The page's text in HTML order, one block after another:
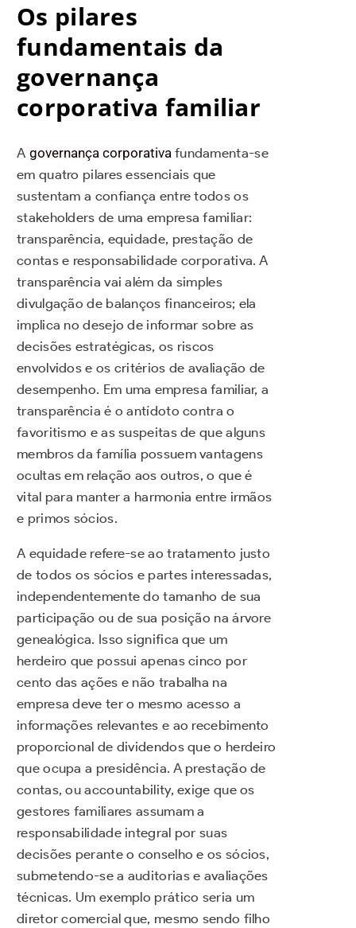
Os pilares
fundamentais da
governança
corporativa familiar
A governança corporativafundamenta-se
em quatro pilares essenciais que
sustentam a confiança entre todos os
stakeholders de uma empresa familiar:
transparência, equidade, prestação de
contas e responsabilidade corporativa. A
transparência vai além da simples
divulgação de balanços financeiros; ela
implica no desejo de informar sobre as
decisões estratégicas, os riscos
envolvidos e os critérios de avaliação de
desempenho. Em uma empresa familiar, a
transparência é o antídoto contra o
favoritismo e as suspeitas de que alguns
membros da família possuem vantagens
ocultas em relação aos outros, o que é
vital para manter a harmonia entre irmãos
e primos sócios.
A equidade refere-se ao tratamento justo
de todos os sócios e partes interessadas,
independentemente do tamanho de sua
participação ou de sua posição na árvore
genealógica. Isso significa que um
herdeiro que possui apenas cinco por
cento das ações e não trabalha na
empresa deve ter o mesmo acesso a
informações relevantes e ao recebimento
proporcional de dividendos que o herdeiro
que ocupa a presidência. A prestação de
contas, ou accountability, exige que os
gestores familiares assumam a
responsabilidade integral por suas
decisões perante o conselho e os sócios,
submetendo-se a auditorias e avaliações
técnicas. Um exemplo prático seria um
diretor comercial que, mesmo sendo filho